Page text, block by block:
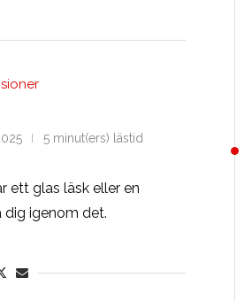
5 minut(ers) lästid
ett glas läsk eller en
dig igenom det.